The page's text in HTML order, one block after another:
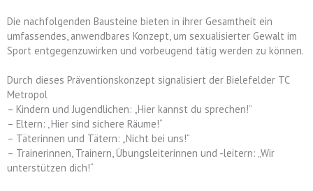
Die nachfolgenden Bausteine bieten in ihrer Gesamtheit ein
umfassendes, anwendbares Konzept, um sexualisierter Gewalt im
Sport entgegenzuwirken und vorbeugend tätig werden zu können.
Durch dieses Präventionskonzept signalisiert der Bielefelder TC
Metropol
– Kindern und Jugendlichen: „Hier kannst du sprechen!“
– Eltern: „Hier sind sichere Räume!“
– Täterinnen und Tätern: „Nicht bei uns!“
– Trainerinnen, Trainern, Übungsleiterinnen und -leitern: „Wir
unterstützen dich!“